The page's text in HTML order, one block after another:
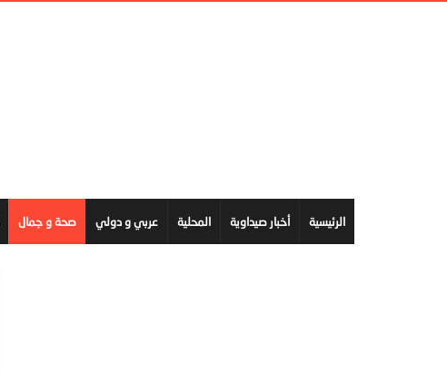
الرئيسية أخبار صيداوية المحلية عربي و دولي صحة و جمال